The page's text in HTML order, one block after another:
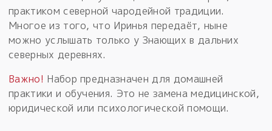
практиком северной чародейной традиции.
Многое из того, что Иринья передаёт, ныне
можно услышать только у Знающих в дальних
северных деревнях.
Важно! Набор предназначен для домашней
практики и обучения. Это не замена медицинской,
юридической или психологической помощи.